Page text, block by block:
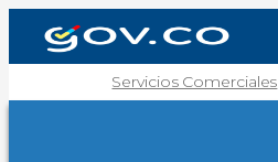
Servicios Comerciales